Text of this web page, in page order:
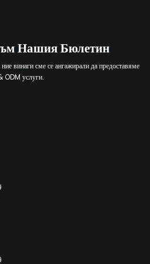
Нашия Бюлетин
винаги сме се ангажирали да предоставяме
ODM услуги.